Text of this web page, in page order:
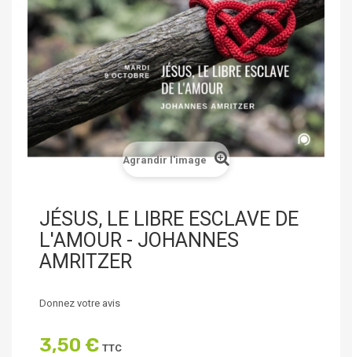
Agrandir l'image
JÉSUS, LE LIBRE ESCLAVE DE
L'AMOUR - JOHANNES
AMRITZER
Donnez votre avis
3,50 € TTC